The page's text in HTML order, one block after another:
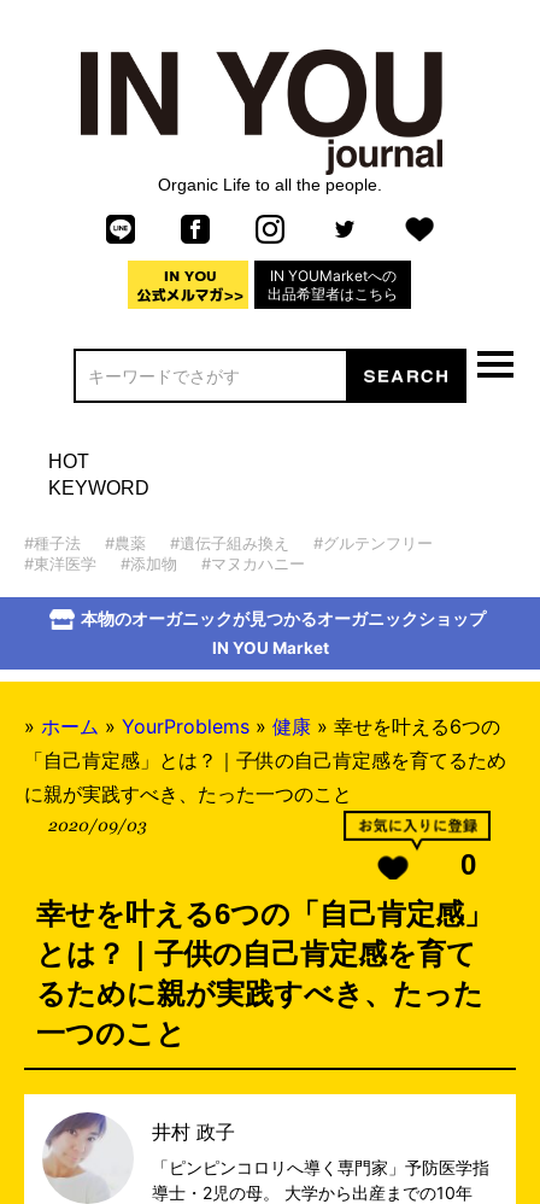
Organic Life to all the people.
IN YOUMarketへの
出品希望者はこちら
HOT
KEYWORD
#種子法 #農薬 #遺伝子組み換え
#グルテンフリー
#東洋医学
#添加物 #マヌカハニー
本物のオーガニックが見つかるオーガニックショップ
IN YOU Market
» ホーム » YourProblems » 健康 » 幸せを叶える6つの
「自己肯定感」とは？｜子供の自己肯定感を育てるため
に親が実践すべき、たった一つのこと
2020/09/03
0
幸せを叶える6つの「自己肯定感」
とは？｜子供の自己肯定感を育て
るために親が実践すべき、たった
一つのこと
井村 政子
「ピンピンコロリへ導く専門家」予防医学指
導士・2児の母。 大学から出産までの10年